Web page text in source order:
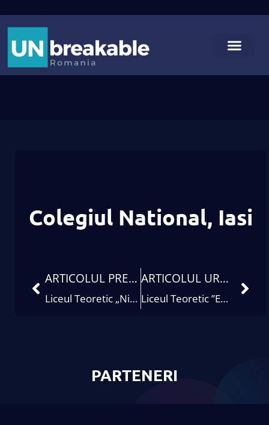
Colegiul National, Iasi
ARTICOLUL PRECEDENT
Liceul Teoretic „Nicolae Balcescu”
ARTICOLUL URMĂTOR
Liceul Teoretic ”Emil Racoviță”
PARTENERI